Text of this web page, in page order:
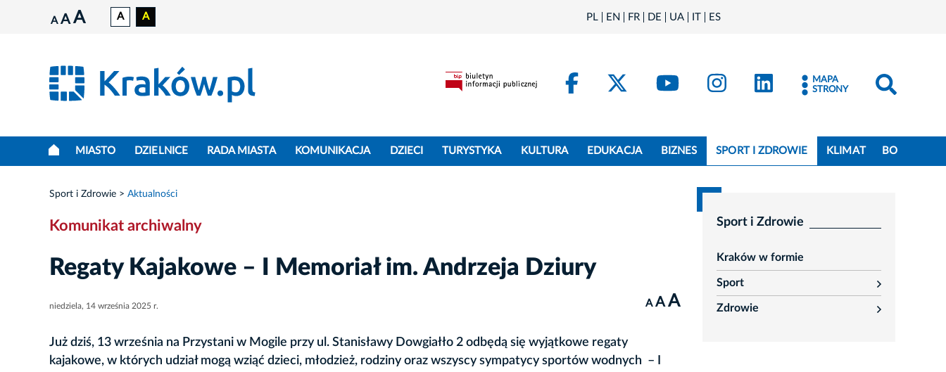
A A A A A PL EN FR DE UA IT ES
FacebookKraków - X
Kraków - YouTube
Kraków - Instagram
Kraków - LinkedIn
MAPA
STRONY
MIASTO DZIELNICE RADA MIASTA KOMUNIKACJA DZIECI TURYSTYKA KULTURA EDUKACJA BIZNES SPORT I ZDROWIE KLIMAT BO
Sport i Zdrowie Aktualności
Komunikat archiwalny
Regaty Kajakowe – I Memoriał im. Andrzeja Dziury
niedziela, 14 września 2025 r. A A A
Już dziś, 13 września na Przystani w Mogile przy ul. Stanisławy Dowgiałło 2 odbędą się wyjątkowe regaty
kajakowe, w których udział mogą wziąć dzieci, młodzież, rodziny oraz wszyscy sympatycy sportów wodnych – I
Sport i Zdrowie
Kraków w formie
Sport
rozwiń
Zdrowie
rozwiń